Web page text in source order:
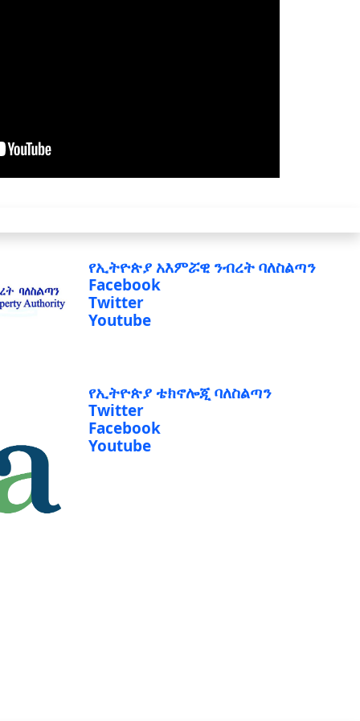
የኢትዮጵያ አእምሯዊ ንብረት ባለስልጣን
Facebook
Twitter
Youtube
የኢትዮጵያ ቴክኖሎጂ ባለስልጣን
Twitter
Facebook
Youtube